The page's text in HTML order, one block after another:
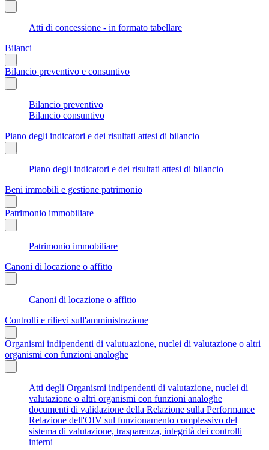
Atti di concessione - in formato tabellare
Bilanci
Bilancio preventivo e consuntivo
Bilancio preventivo
Bilancio consuntivo
Piano degli indicatori e dei risultati attesi di bilancio
Piano degli indicatori e dei risultati attesi di bilancio
Beni immobili e gestione patrimonio
Patrimonio immobiliare
Patrimonio immobiliare
Canoni di locazione o affitto
Canoni di locazione o affitto
Controlli e rilievi sull'amministrazione
Organismi indipendenti di valutuazione, nuclei di valutazione o altri
organismi con funzioni analoghe
Atti degli Organismi indipendenti di valutazione, nuclei di
valutazione o altri organismi con funzioni analoghe
documenti di validazione della Relazione sulla Performance
Relazione dell'OIV sul funzionamento complessivo del
sistema di valutazione, trasparenza, integrità dei controlli
interni